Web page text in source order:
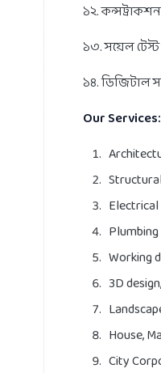
১২.
১৩. সয়েল
১৪. ডিজিটাল
Our
Electrical
Working
3D
House,
City